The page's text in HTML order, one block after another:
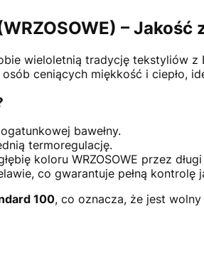
– Jakość
wieloletnią tradycję tekstyliów
ceniących miękkość i ciepło,
bawełny.
termoregulację.
koloru WRZOSOWE przez
co gwarantuje pełną kontrolę
100, co oznacza, że jest